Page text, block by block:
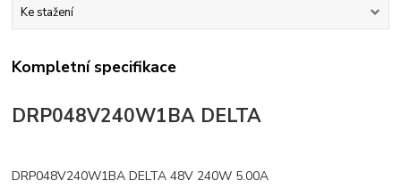
Ke stažení
Kompletní specifikace
DRP048V240W1BA DELTA
DRP048V240W1BA DELTA 48V 240W 5.00A